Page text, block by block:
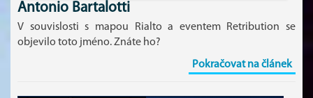
Antonio Bartalotti
V souvislosti s mapou Rialto a eventem Retribution se
objevilo toto jméno. Znáte ho?
Pokračovat na článek